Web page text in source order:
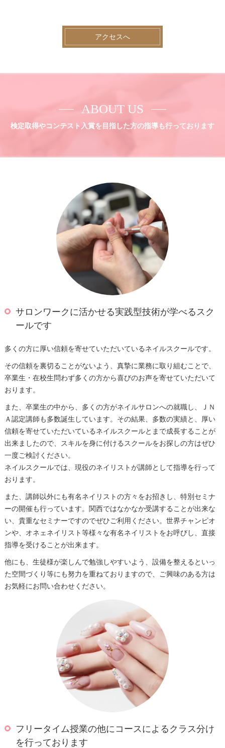
アクセスへ
検定取得やコンテスト入賞を目指した方の指導も行っております
ABOUT US
サロンワークに活かせる実践型技術が学べるスク
ールです
多くの方に厚い信頼を寄せていただいているネイルスクールです。
その信頼を裏切ることがないよう、真摯に業務に取り組むことで、
卒業生・在校生問わず多くの方から喜びのお声を寄せていただいて
おります。
また、卒業生の中から、多くの方がネイルサロンへの就職し、ＪＮ
Ａ認定講師も多数誕生しています。その結果、多数の実績と、厚い
信頼を寄せていただいているネイルスクールとまで成長することが
出来ましたので、スキルを身に付けるスクールをお探しの方はぜひ
一度ご検討ください。
ネイルスクールでは、現役のネイリストが講師として指導を行って
おります。
また、講師以外にも有名ネイリストの方々をお招きし、特別セミナ
ーの開催も行っています。関西ではなかなか受講することが出来な
い、貴重なセミナーですのでぜひご利用ください。世界チャンピオ
ンや、オネェネイリスト等様々な有名ネイリストをお呼びし、直接
指導を受けることが出来ます。
他にも、生徒様が楽しんで勉強しやすいよう、設備を整えるといっ
た空間づくり等にも努力を重ねておりますので、ご興味のある方は
お気軽にお問い合わせください。
フリータイム授業の他にコースによるクラス分け
を行っております